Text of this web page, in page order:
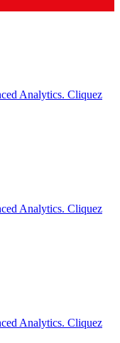
Analytics. Cliquez
Analytics. Cliquez
Analytics. Cliquez